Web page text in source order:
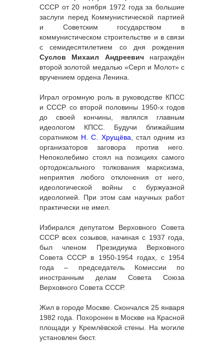
СССР от 20 ноября 1972 года за большие
заслуги перед Коммунистической партией
и Советским государством в
коммунистическом строительстве и в связи
с семидесятилетием со дня рождения
Суслов Михаил Андреевичнаграждён
второй золотой медалью «Серп и Молот» с
вручением ордена Ленина.
Играл огромную роль в руководстве КПСС
и СССР со второй половины 1950-х годов
до своей кончины, являлся главным
идеологом КПСС. Будучи ближайшим
соратником Н. С. Хрущёва , стал одним из
организаторов заговора против него.
Непоколебимо стоял на позициях самого
ортодоксального толкования марксизма,
неприятия любого отклонения от него,
идеологической войны с буржуазной
идеологией. При этом сам научных работ
практически не имел.
Избирался депутатом Верховного Совета
СССР всех созывов, начиная с 1937 года,
был членом Президиума Верховного
Совета СССР в 1950-1954 годах, с 1954
года – председатель Комиссии по
иностранным делам Совета Союза
Верховного Совета СССР.
Жил в городе Москве. Скончался 25 января
1982 года. Похоронен в Москве на Красной
площади у Кремлёвской стены. На могиле
установлен бюст.